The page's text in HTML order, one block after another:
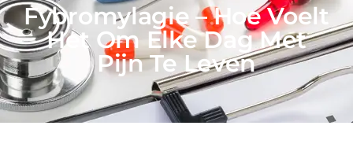
Fybromylagie – Hoe Voelt
Het Om Elke Dag Met
Pijn Te Leven